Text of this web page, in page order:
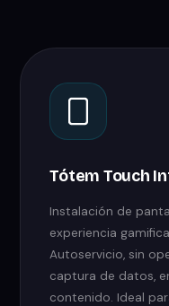
Tótem Touch
Instalación de
experiencia
Autoservicio, sin
captura de datos,
contenido. Ideal